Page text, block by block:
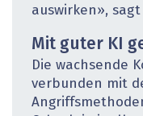
auswirken», sagt
Mit guter KI
Die wachsende
verbunden mit